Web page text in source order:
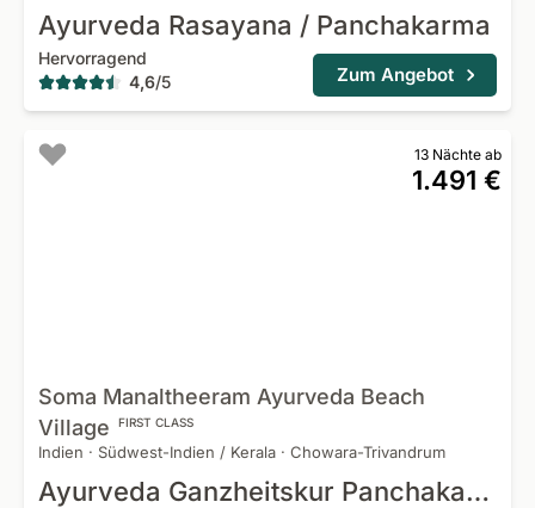
Ayurveda Rasayana / Panchakarma
Hervorragend
4,6/5 Zum Angebot
13 Nächte ab
1.491 €
Soma Manaltheeram Ayurveda Beach
Village
FIRST CLASS
Indien · Südwest-Indien / Kerala · Chowara-Trivandrum
Ayurveda Ganzheitskur Panchakarma & Rasayana